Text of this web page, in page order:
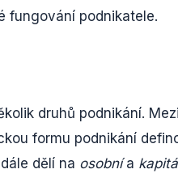
fungování podnikatele.
druhů podnikání.
formu podnikání
dělí na osobnía